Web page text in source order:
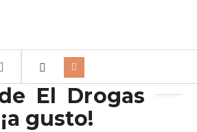
El Drogas
gusto!